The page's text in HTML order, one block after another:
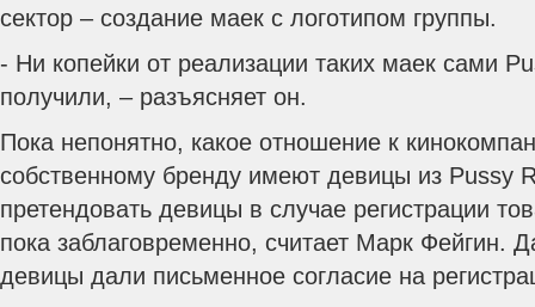
сектор – создание маек с логотипом группы.
- Ни копейки от реализации таких маек сами
получили, – разъясняет он.
Пока непонятно, какое отношение к
собственному бренду имеют девицы из Pussy
претендовать девицы в случае регистрации
пока заблаговременно, считает Марк Фейгин.
девицы дали письменное согласие на